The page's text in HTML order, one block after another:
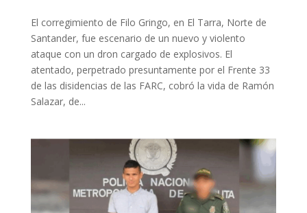
El corregimiento de Filo Gringo, en El Tarra, Norte de
Santander, fue escenario de un nuevo y violento
ataque con un dron cargado de explosivos. El
atentado, perpetrado presuntamente por el Frente 33
de las disidencias de las FARC, cobró la vida de Ramón
Salazar, de...